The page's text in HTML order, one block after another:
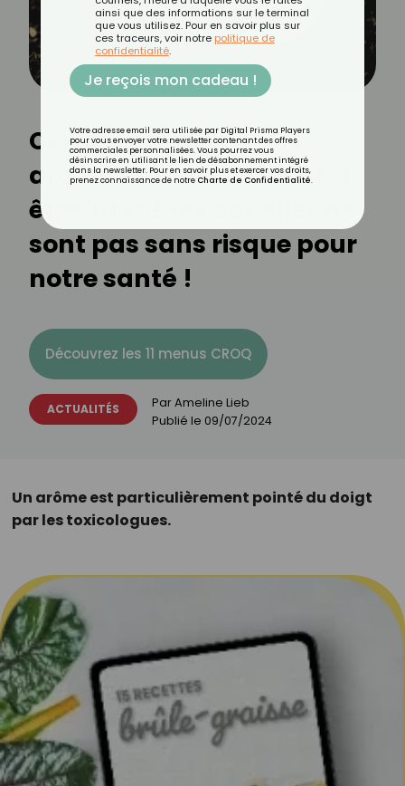
Certaines chips
aromatisées vont bientôt
être interdites car elles ne
sont pas sans risque pour
notre santé !
Découvrez les 11 menus CROQ
ACTUALITÉS ParAmeline Lieb
Publié le 09/07/2024
Un arôme est particulièrement pointé du doigt
par les toxicologues.
ainsi que des informations sur le terminal
que vous utilisez. Pour en savoir plus sur
ces traceurs, voir notre politique de
confidentialité.
Je reçois mon cadeau !
Votre adresse email sera utilisée par Digital Prisma Players
pour vous envoyer votre newsletter contenant des offres
commerciales personnalisées. Vous pourrez vous
désinscrire en utilisant le lien de désabonnement intégré
dans la newsletter. Pour en savoir plus et exercer vos droits,
prenez connaissance de notre Charte de Confidentialité.